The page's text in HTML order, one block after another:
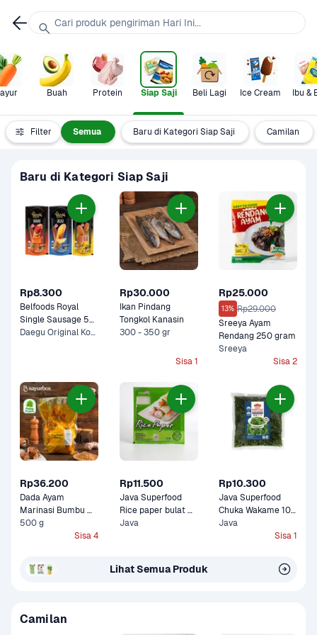
Buah Protein Siap Saji Beli Lagi Ice Cream Ibu &
Filter Semua Baru di Kategori Siap Saji Camilan
Baru di Kategori Siap Saji
Rp8.300
Belfoods Royal
Single Sausage 55
gram
Daegu Original Korean, Nami Spicy Korean +1 Lainnya
Rp30.000
Ikan Pindang
Tongkol Kanasin
300 - 350 gr
Sisa 1
Rp25.000
13% Rp29.000
Sreeya Ayam
Rendang 250 gram
Sreeya
Sisa 2
Rp36.200
Dada Ayam
Marinasi Bumbu
Kuning Sayurbox
500 g
Sisa 4
Rp11.500
Java Superfood
Rice paper bulat
100 gram
Java
Rp10.300
Java Superfood
Chuka Wakame 100
gram
Java
Sisa 1
Lihat Semua Produk
Camilan
Cari produk pengiriman Hari Ini...